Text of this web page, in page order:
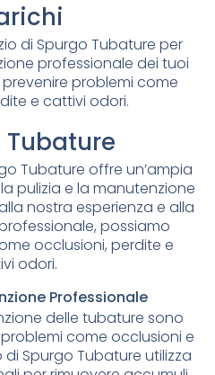
di Spurgo Tubature per
professionale dei tuoi
problemi come
e cattivi odori.
Tubature
Tubature offre un’ampia
pulizia e la manutenzione
nostra esperienza e alla
possiamo
occlusioni, perdite e
odori.
Professionale
delle tubature sono
come occlusioni e
di Spurgo Tubature utilizza